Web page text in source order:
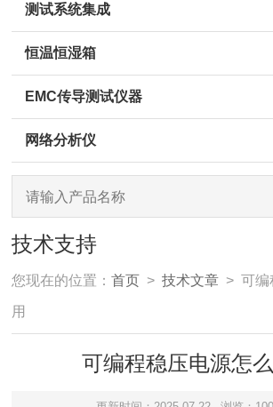
测试系统集成
恒温恒湿箱
EMC传导测试仪器
网络分析仪
技术支持
您现在的位置：首页 >技术文章 > 可编
用
可编程稳压电源怎